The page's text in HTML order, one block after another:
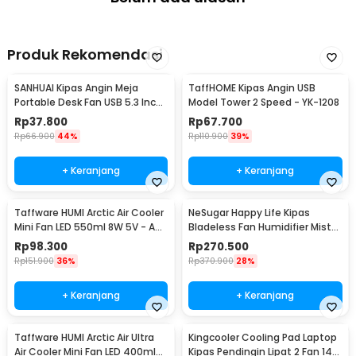
Produk Rekomendasi
SANHUAI Kipas Angin Meja
Portable Desk Fan USB 5.3 Inch
2.5W - A18
Rp37.800
Rp66.900 44%
+ Keranjang
TaffHOME Kipas Angin USB
Model Tower 2 Speed - YK-1208
Rp67.700
Rp110.900 39%
+ Keranjang
Taffware HUMI Arctic Air Cooler
Mini Fan LED 550ml 8W 5V - AA-
MC4
Rp98.300
Rp151.900 36%
+ Keranjang
NeSugar Happy Life Kipas
Bladeless Fan Humidifier Mist
LED - R011
Rp270.500
Rp370.900 28%
+ Keranjang
Taffware HUMI Arctic Air Ultra
Air Cooler Mini Fan LED 400ml
Kingcooler Cooling Pad Laptop
Kipas Pendingin Lipat 2 Fan 14